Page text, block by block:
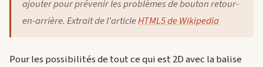
ajouter pour prévenir les problèmes de bouton retour-
en-arrière. Extrait de l'articleHTML5 de Wikipedia
Pour les possibilités de tout ce qui est 2D avec la balise